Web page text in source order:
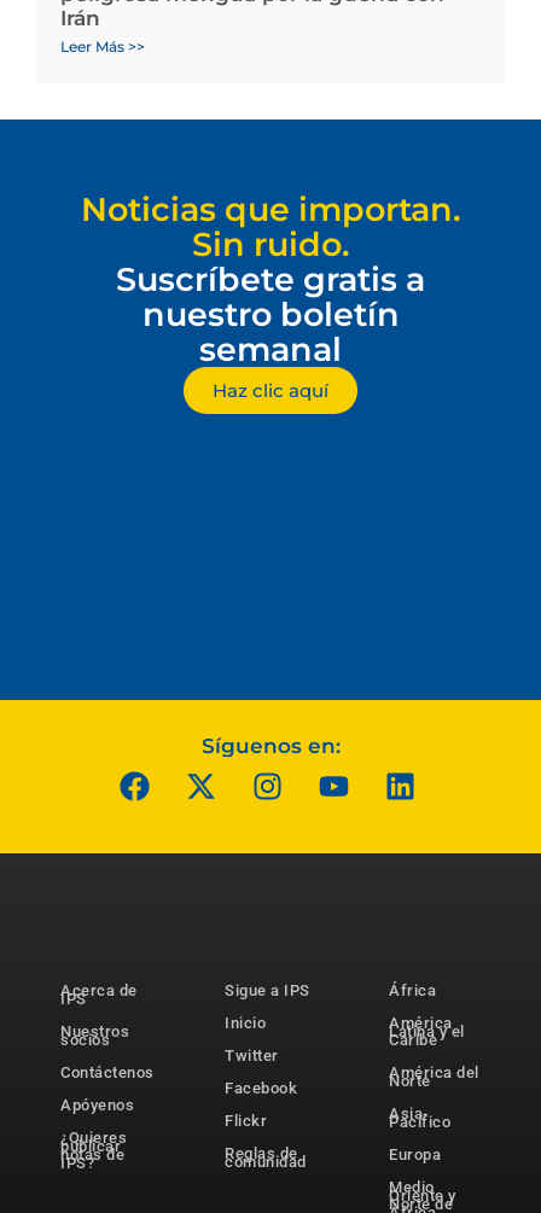
Irán
Leer Más >>
Noticias que importan.
Sin ruido.
Suscríbete gratis a
nuestro boletín
semanal
Haz clic aquí
Síguenos en:
Acerca de
IPS
Nuestros
socios
Contáctenos
Apóyenos
¿Quieres
publicar
notas de
IPS?
Sigue a IPS
Inicio
Twitter
Facebook
Flickr
Reglas de
comunidad
África
América
Latina y el
Caribe
América del
Norte
Asia-
Pacífico
Europa
Medio
Oriente y
Norte de